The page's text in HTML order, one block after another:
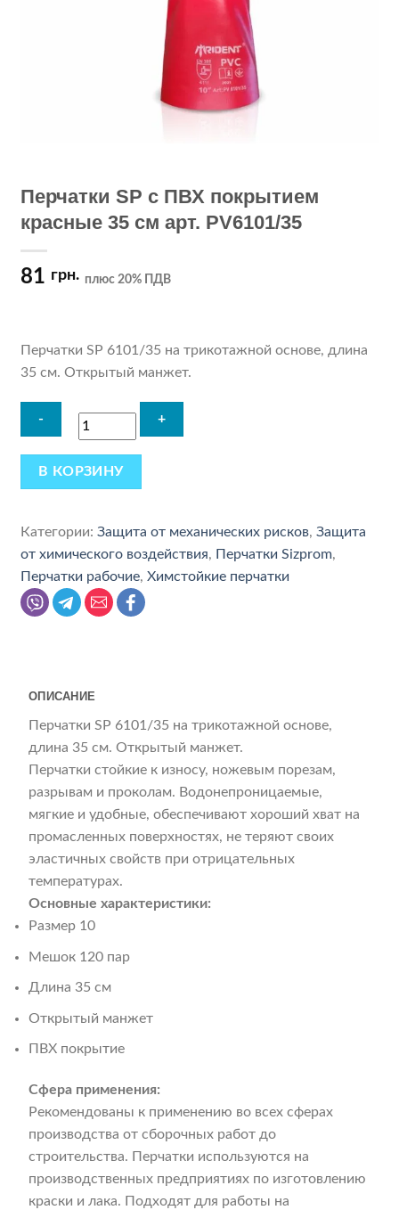
Перчатки SP c ПВХ покрытием
красные 35 см арт. PV6101/35
81 грн. плюс 20% ПДВ
Перчатки SP 6101/35 на трикотажной основе, длина
35 см. Открытый манжет.
В КОРЗИНУ
Категории:Защита от механических рисков,Защита
от химического воздействия, Перчатки Sizprom,
Перчатки рабочие,Химстойкие перчатки
ОПИСАНИЕ
Перчатки SP 6101/35 на трикотажной основе,
длина 35 см. Открытый манжет.
Перчатки стойкие к износу, ножевым порезам,
разрывам и проколам. Водонепроницаемые,
мягкие и удобные, обеспечивают хороший хват на
промасленных поверхностях, не теряют своих
эластичных свойств при отрицательных
температурах.
Основные характеристики:
Размер 10
Мешок 120 пар
Длина 35 см
Открытый манжет
ПВХ покрытие
Сфера применения:
Рекомендованы к применению во всех сферах
производства от сборочных работ до
строительства. Перчатки используются на
производственных предприятиях по изготовлению
краски и лака. Подходят для работы на